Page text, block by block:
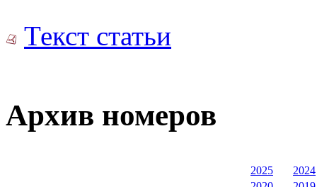
Текст статьи
Архив номеров
2025
2024